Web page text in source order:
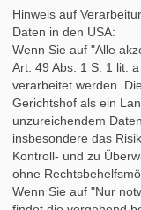
Hinweis auf
Daten in den USA:
Wenn Sie auf "Alle
Art. 49 Abs. 1 S. 1 lit.
verarbeitet werden.
Gerichtshof als ein
unzureichendem
insbesondere das
Kontroll- und zu
ohne
Wenn Sie auf "Nur